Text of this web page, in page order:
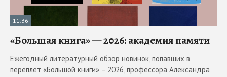
11:36
«Большая книга» — 2026: академия памяти
Ежегодный литературный обзор новинок, попавших в
переплёт «Большой книги» – 2026, профессора Александра